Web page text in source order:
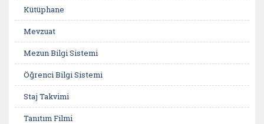
Kütüphane
Mevzuat
Mezun Bilgi Sistemi
Öğrenci Bilgi Sistemi
Staj Takvimi
Tanıtım Filmi